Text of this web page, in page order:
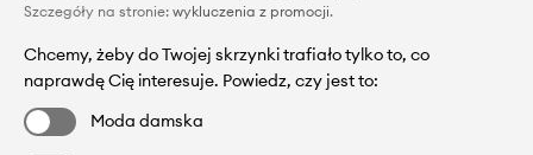
Szczegóły na stronie: wykluczenia z promocji.
Chcemy, żeby do Twojej skrzynki trafiało tylko to, co
naprawdę Cię interesuje. Powiedz, czy jest to:
Moda damska